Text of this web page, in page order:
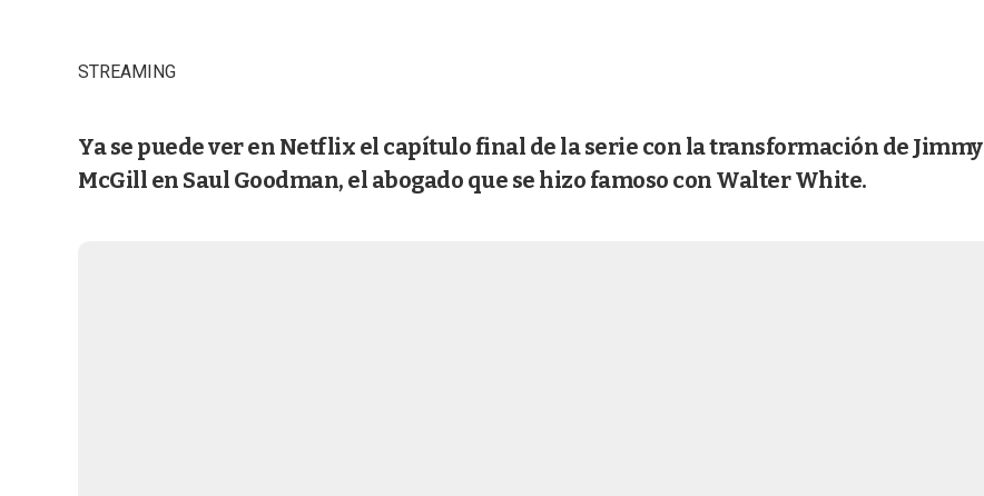
STREAMING
Ya se puede ver en Netflix el capítulo final de la serie con la transformación de Jimmy
McGill en Saul Goodman, el abogado que se hizo famoso con Walter White.